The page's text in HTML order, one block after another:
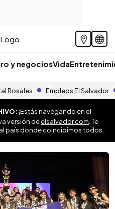
y negociosVida
Rosales Empleos El Salvador
¡Estás navegando en el
versión deelsalvador.com . Te
país donde coincidimos todos.